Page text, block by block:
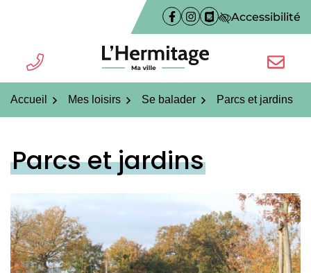
Facebook
(ouverture dans un nouvel
Instagram
(ouverture dans un
PanneauPocket
(ouverture dans un
Accessibilité
TÉL. L'Hermitage ma villeNOUS
Accueil Mes loisirs Se balader Parcs et jardins
Parcs et jardins